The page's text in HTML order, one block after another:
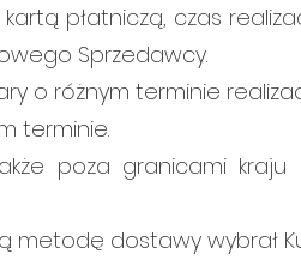
płatniczą, czas
Sprzedawcy.
o różnym terminie
terminie.
poza granicami kraju
metodę dostawy wybrał